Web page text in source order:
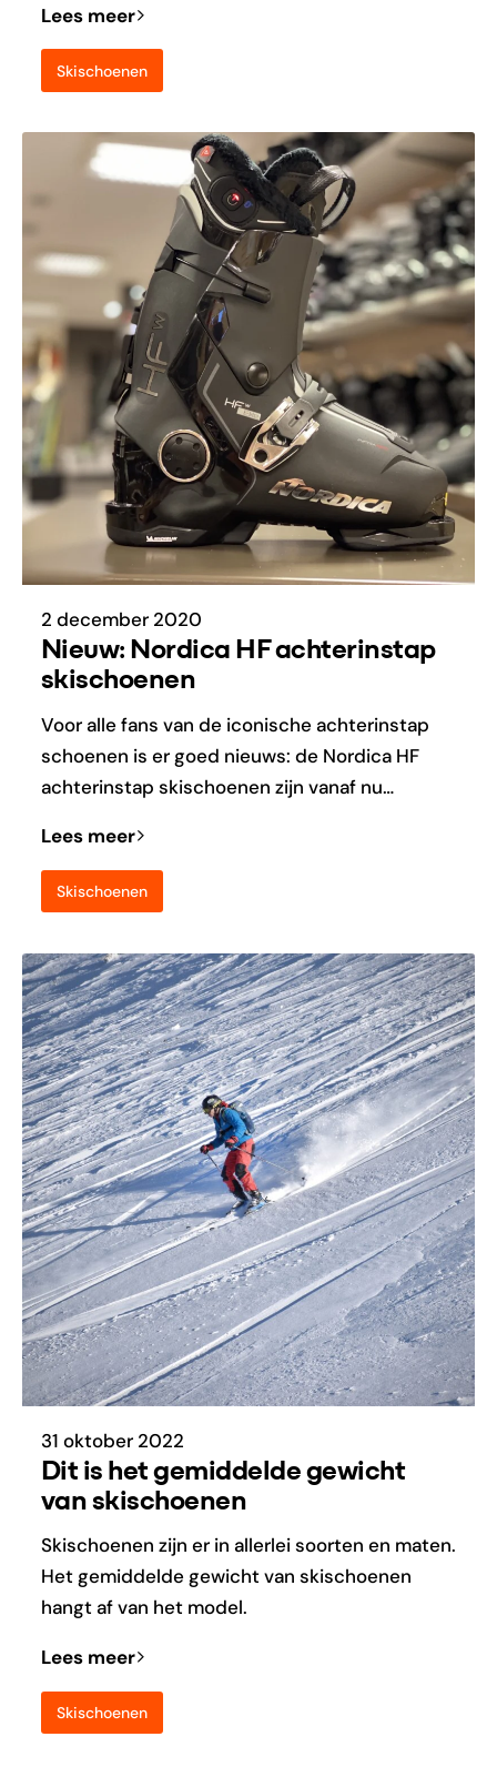
Lees meer
Skischoenen
2 december 2020
Nieuw: Nordica HF achterinstap
skischoenen
Voor alle fans van de iconische achterinstap
schoenen is er goed nieuws: de Nordica HF
achterinstap skischoenen zijn vanaf nu…
Lees meer
Skischoenen
31 oktober 2022
Dit is het gemiddelde gewicht
van skischoenen
Skischoenen zijn er in allerlei soorten en maten.
Het gemiddelde gewicht van skischoenen
hangt af van het model.
Lees meer
Skischoenen